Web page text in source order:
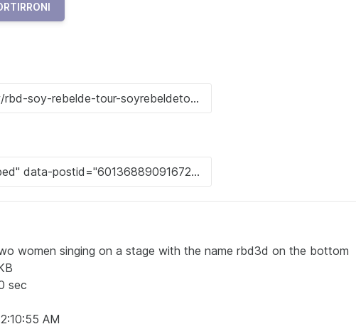
women singing on a stage with the name rbd3d on the bottom
sec
AM